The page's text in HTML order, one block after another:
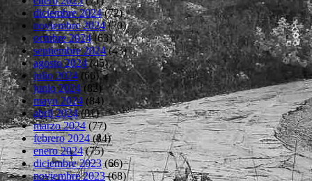
diciembre 2024(72)
noviembre 2024(70)
octubre 2024(63)
septiembre 2024(43)
agosto 2024(45)
julio 2024(66)
junio 2024 (82)
mayo 2024 (84)
abril 2024(81)
marzo 2024(77)
febrero 2024(84)
enero 2024(75)
diciembre 2023(66)
noviembre 2023(68)